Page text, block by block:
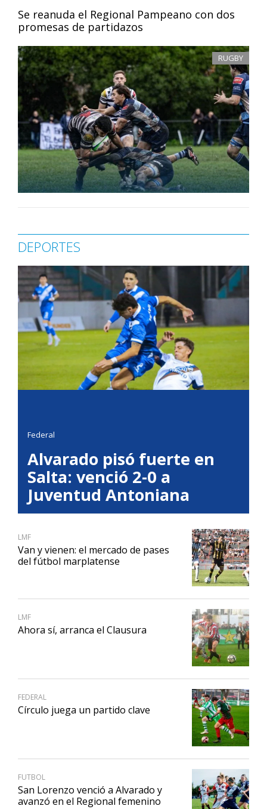
Se reanuda el Regional Pampeano con dos
promesas de partidazos
RUGBY
DEPORTES
Federal
Alvarado pisó fuerte en
Salta: venció 2-0 a
Juventud Antoniana
LMF
Van y vienen: el mercado de pases
del fútbol marplatense
LMF
Ahora sí, arranca el Clausura
FEDERAL
Círculo juega un partido clave
FUTBOL
San Lorenzo venció a Alvarado y
avanzó en el Regional femenino